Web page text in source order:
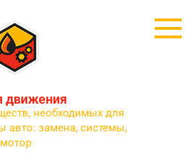
движения
необходимых для
авто: замена, системы,
мотор